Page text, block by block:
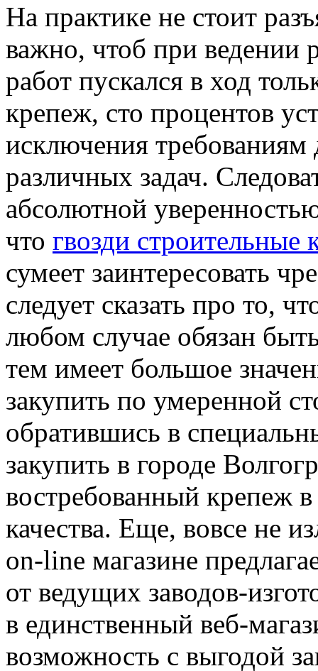
Нa прaктикe не стоит
важно, чтоб при ведении
работ пускался в ход
крепеж, сто процентов
исключения
различных задач.
абсолютной
что гвозди строительные
сумеет заинтересовать
следует сказать про то,
любом случае обязан
тем имеет большое
закупить по умеренной
обратившись в
закупить в городе
востребованный крепеж
качества. Еще, вовсе не
on-line магазине
от ведущих заводов-
в единственный веб-
возможность с выгодой